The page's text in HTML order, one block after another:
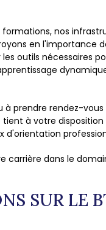
formations, nos
en l'importance
outils nécessaires
à prendre rendez-vous
tient à votre
d'orientation
carrière dans le
SUR LE